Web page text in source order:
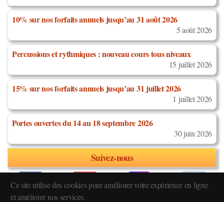
10% sur nos forfaits annuels jusqu’au 31 août 2026
5 août 2026
Percussions et rythmiques : nouveau cours tous niveaux
15 juillet 2026
15% sur nos forfaits annuels jusqu’au 31 juillet 2026
1 juillet 2026
Portes ouvertes du 14 au 18 septembre 2026
30 juin 2026
Suivez-nous
Ce site utilise des cookies pour améliorer votre expérience en ligne
et améliorer nos services.